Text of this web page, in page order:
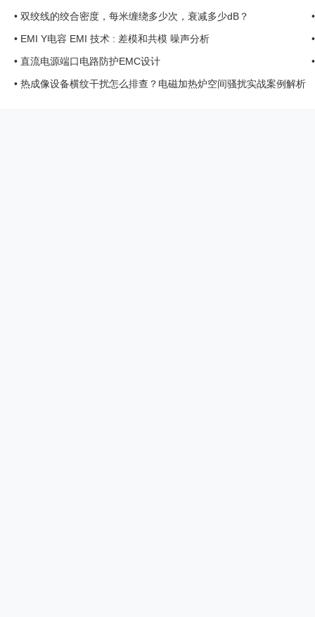
...
• 双绞线的绞合密度，每米缠绕多少次，衰减多少dB？
• EMI Y电容 EMI 技术 : 差模和共模 噪声分析
• 直流电源端口电路防护EMC设计
• 热成像设备横纹干扰怎么排查？电磁加热炉空间骚扰实战案例解析